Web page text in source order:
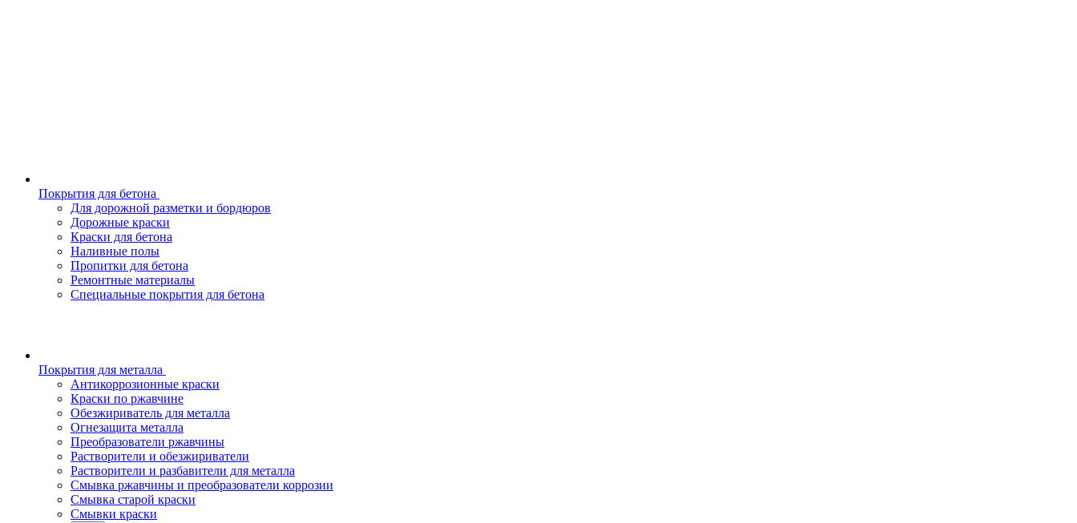
Покрытия для бетона
Для дорожной разметки и бордюров
Дорожные краски
Краски для бетона
Наливные полы
Пропитки для бетона
Ремонтные материалы
Специальные покрытия для бетона
Покрытия для металла
Антикоррозионные краски
Краски по ржавчине
Обезжириватель для металла
Огнезащита металла
Преобразователи ржавчины
Растворители и обезжириватели
Растворители и разбавители для металла
Смывка ржавчины и преобразователи коррозии
Смывка старой краски
Смывки краски